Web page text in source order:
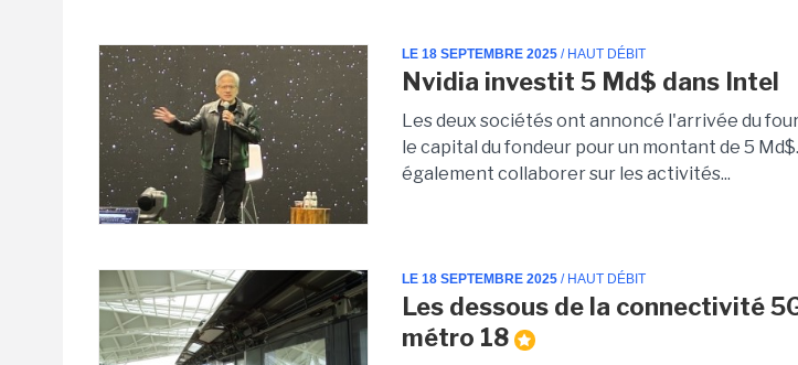
LE 18 SEPTEMBRE 2025 / HAUT DÉBIT
Nvidia investit 5 Md$ dans Intel
Les deux sociétés ont annoncé l'arrivée du
le capital du fondeur pour un montant de 5
également collaborer sur les activités...
LE 18 SEPTEMBRE 2025 / HAUT DÉBIT
Les dessous de la connectivité
métro 18